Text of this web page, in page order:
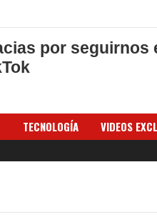
por
TECNOLOGÍA VIDEOS